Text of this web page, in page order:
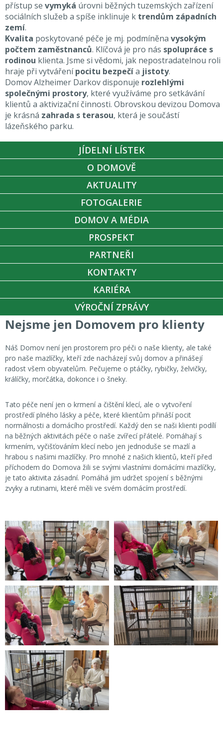
přístup se vymyká úrovni běžných tuzemských zařízení
sociálních služeb a spíše inklinuje k trendům západních
zemí.
Kvalita poskytované péče je mj. podmíněna vysokým
počtem zaměstnanců. Klíčová je pro nás spolupráce s
rodinou klienta. Jsme si vědomi, jak nepostradatelnou roli
hraje při vytvářenípocitu bezpečía jistoty.
Domov Alzheimer Darkov disponuje rozlehlými
společnými prostory, které využíváme pro setkávání
klientů a aktivizační činnosti. Obrovskou devizou Domova
je krásná zahrada s terasou, která je součástí
lázeňského parku.
JÍDELNÍ LÍSTEK
O DOMOVĚ
AKTUALITY
FOTOGALERIE
DOMOV A MÉDIA
PROSPEKT
PARTNEŘI
KONTAKTY
KARIÉRA
VÝROČNÍ ZPRÁVY
Nejsme jen Domovem pro klienty
Náš Domov není jen prostorem pro péči o naše klienty, ale také
pro naše mazlíčky, kteří zde nacházejí svůj domov a přinášejí
radost všem obyvatelům. Pečujeme o ptáčky, rybičky, želvičky,
králíčky, morčátka, dokonce i o šneky.
Tato péče není jen o krmení a čištění klecí, ale o vytvoření
prostředí plného lásky a péče, které klientům přináší pocit
normálnosti a domácího prostředí. Každý den se naši klienti podílí
na běžných aktivitách péče o naše zvířecí přátelé. Pomáhají s
krmením, vyčišťováním klecí nebo jen jednoduše se mazlí a
hrabou s našimi mazlíčky. Pro mnohé z našich klientů, kteří před
příchodem do Domova žili se svými vlastními domácími mazlíčky,
je tato aktivita zásadní. Pomáhá jim udržet spojení s běžnými
zvyky a rutinami, které měli ve svém domácím prostředí.